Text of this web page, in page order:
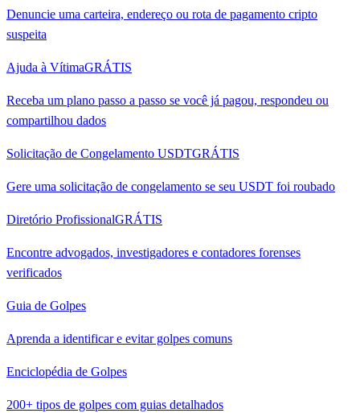
Denuncie uma carteira, endereço ou rota de pagamento cripto
suspeita
Ajuda à VítimaGRÁTIS
Receba um plano passo a passo se você já pagou, respondeu ou
compartilhou dados
Solicitação de Congelamento USDTGRÁTIS
Gere uma solicitação de congelamento se seu USDT foi roubado
Diretório ProfissionalGRÁTIS
Encontre advogados, investigadores e contadores forenses
verificados
Guia de Golpes
Aprenda a identificar e evitar golpes comuns
Enciclopédia de Golpes
200+ tipos de golpes com guias detalhados